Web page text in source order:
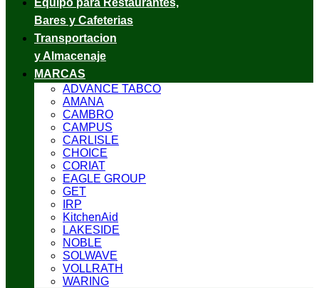
Equipo para Restaurantes,
Bares y Cafeterias
Transportacion
y Almacenaje
MARCAS
ADVANCE TABCO
AMANA
CAMBRO
CAMPUS
CARLISLE
CHOICE
CORIAT
EAGLE GROUP
GET
IRP
KitchenAid
LAKESIDE
NOBLE
SOLWAVE
VOLLRATH
WARING